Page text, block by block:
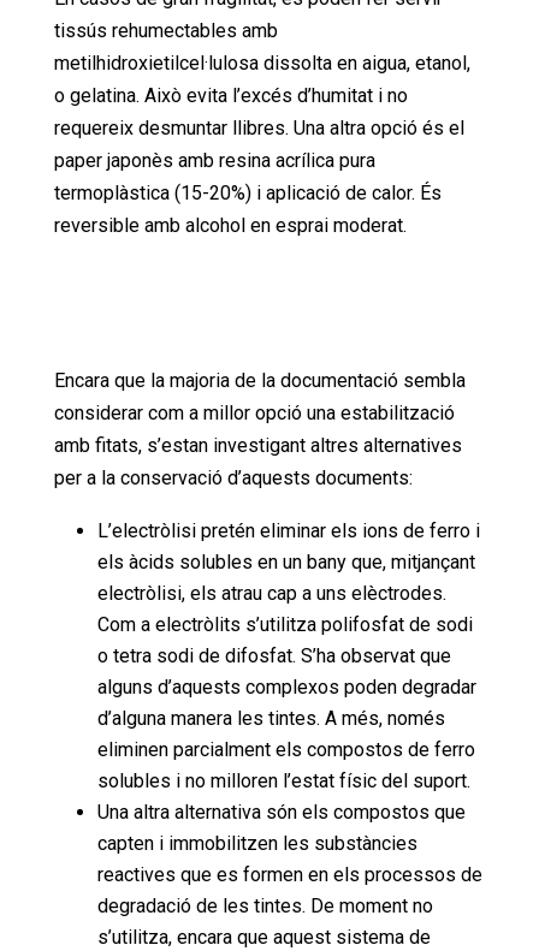
tissús rehumectables amb
metilhidroxietilcel·lulosa dissolta en aigua, etanol,
o gelatina. Això evita l’excés d’humitat i no
requereix desmuntar llibres. Una altra opció és el
paper japonès amb resina acrílica pura
termoplàstica (15-20%) i aplicació de calor. És
reversible amb alcohol en esprai moderat.
Encara que la majoria de la documentació sembla
considerar com a millor opció una estabilització
amb fitats, s’estan investigant altres alternatives
per a la conservació d’aquests documents:
L’electròlisi pretén eliminar els ions de ferro i
els àcids solubles en un bany que, mitjançant
electròlisi, els atrau cap a uns elèctrodes.
Com a electròlits s’utilitza polifosfat de sodi
o tetra sodi de difosfat. S’ha observat que
alguns d’aquests complexos poden degradar
d’alguna manera les tintes. A més, només
eliminen parcialment els compostos de ferro
solubles i no milloren l’estat físic del suport.
Una altra alternativa són els compostos que
capten i immobilitzen les substàncies
reactives que es formen en els processos de
degradació de les tintes. De moment no
s’utilitza, encara que aquest sistema de